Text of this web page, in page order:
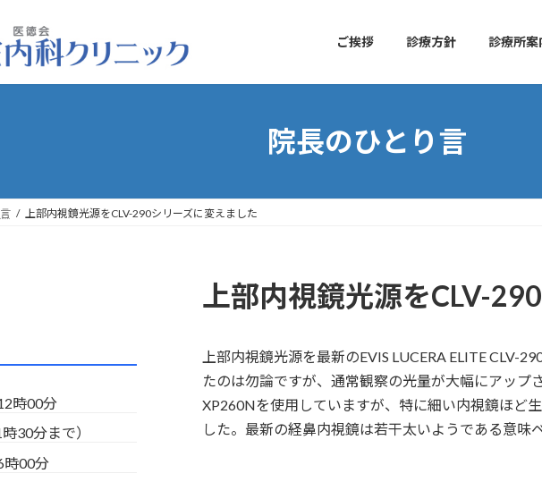
ご挨拶 診療方針 診療所案
院長のひとり言
上部内視鏡光源をCLV-290シリーズに変えました
上部内視鏡光源をCLV-
上部内視鏡光源を最新のEVIS LUCERA ELITE CLV-
たのは勿論ですが、通常観察の光量が大幅にアップ
XP260Nを使用していますが、特に細い内視鏡ほど
した。最新の経鼻内視鏡は若干太いようである意味
時00分
30分まで）
時00分